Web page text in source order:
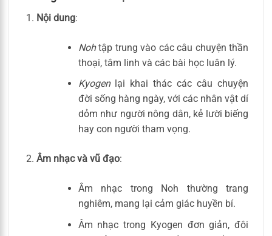
Nội dung:
Nohtập trung vào các câu chuyện thần
thoại, tâm linh và các bài học luân lý.
Kyogenlại khai thác các câu chuyện
đời sống hàng ngày, với các nhân vật dí
dỏm như người nông dân, kẻ lười biếng
hay con người tham vọng.
Âm nhạc và vũ đạo:
Âm nhạc trong Noh thường trang
nghiêm, mang lại cảm giác huyền bí.
Âm nhạc trong Kyogen đơn giản, đôi